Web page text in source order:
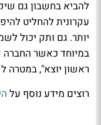
להביא בחשבון גם
עקרונית להחליט
יותר. גם ותק יכול
במיוחד כאשר החברה
ראשון יוצא", במטרה
רוצים מידע נוסף על